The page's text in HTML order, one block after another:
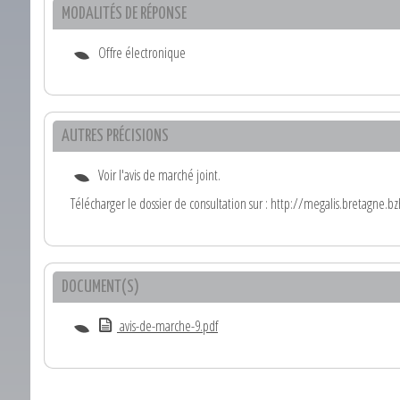
MODALITÉS DE RÉPONSE
Offre électronique
AUTRES PRÉCISIONS
Voir l'avis de marché joint.
Télécharger le dossier de consultation sur : http://
DOCUMENT(S)
avis-de-marche-9.pdf